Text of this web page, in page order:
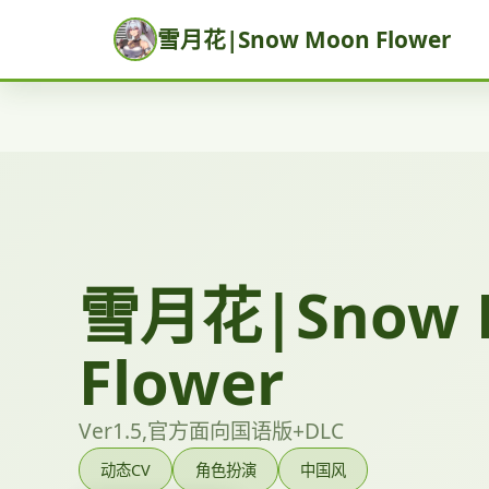
雪月花|Snow Moon Flower
雪月花|Snow
Flower
Ver1.5,官方面向国语版+DLC
动态CV 角色扮演 中国风